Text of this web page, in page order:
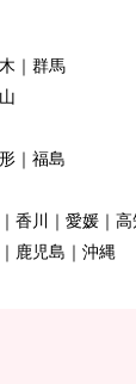
群馬
福島
香川 愛媛
高
鹿児島 沖縄